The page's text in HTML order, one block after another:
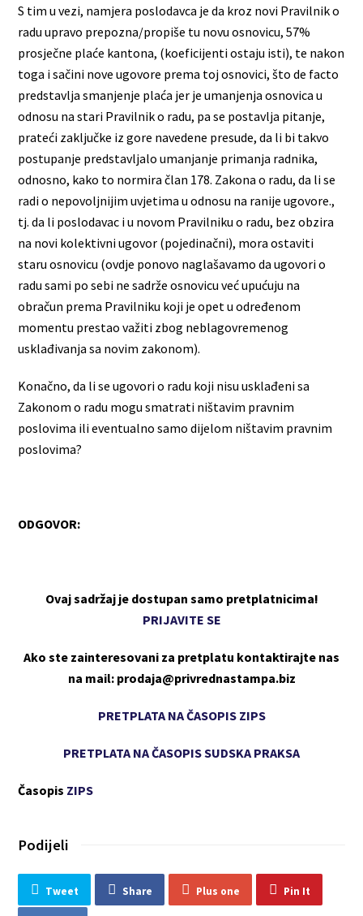
S tim u vezi, namjera poslodavca je da kroz novi Pravilnik o
radu upravo prepozna/propiše tu novu osnovicu, 57%
prosječne plaće kantona, (koeficijenti ostaju isti), te nakon
toga i sačini nove ugovore prema toj osnovici, što de facto
predstavlja smanjenje plaća jer je umanjenja osnovica u
odnosu na stari Pravilnik o radu, pa se postavlja pitanje,
prateći zaključke iz gore navedene presude, da li bi takvo
postupanje predstavljalo umanjanje primanja radnika,
odnosno, kako to normira član 178. Zakona o radu, da li se
radi o nepovoljnijim uvjetima u odnosu na ranije ugovore.,
tj. da li poslodavac i u novom Pravilniku o radu, bez obzira
na novi kolektivni ugovor (pojedinačni), mora ostaviti
staru osnovicu (ovdje ponovo naglašavamo da ugovori o
radu sami po sebi ne sadrže osnovicu već upućuju na
obračun prema Pravilniku koji je opet u određenom
momentu prestao važiti zbog neblagovremenog
usklađivanja sa novim zakonom).
Konačno, da li se ugovori o radu koji nisu usklađeni sa
Zakonom o radu mogu smatrati ništavim pravnim
poslovima ili eventualno samo dijelom ništavim pravnim
poslovima?
ODGOVOR:
Ovaj sadržaj je dostupan samo pretplatnicima!
PRIJAVITE SE
Ako ste zainteresovani za pretplatu kontaktirajte nas
na mail: prodaja@privrednastampa.biz
PRETPLATA NA ČASOPIS ZIPS
PRETPLATA NA ČASOPIS SUDSKA PRAKSA
Časopis ZIPS
Podijeli
Tweet Share Plus one Pin It